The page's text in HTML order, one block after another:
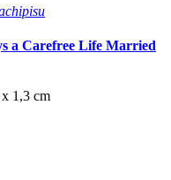
a Carefree Life Married
1,3 cm